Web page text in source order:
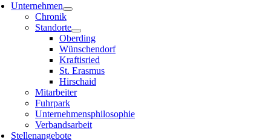
Unternehmen
Chronik
Standorte
Oberding
Wünschendorf
Kraftisried
St. Erasmus
Hirschaid
Mitarbeiter
Fuhrpark
Unternehmensphilosophie
Verbandsarbeit
Stellenangebote